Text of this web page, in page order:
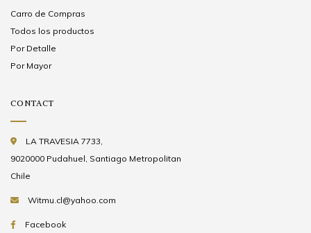
Carro de Compras
Todos los productos
Por Detalle
Por Mayor
CONTACT
LA TRAVESIA 7733,
9020000 Pudahuel, Santiago Metropolitan
Chile
Witmu.cl@yahoo.com
Facebook